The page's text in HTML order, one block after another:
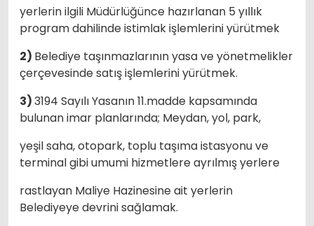
yerlerin ilgili Müdürlüğünce hazırlanan 5 yıllık
program dahilinde istimlak işlemlerini yürütmek
2) Belediye taşınmazlarının yasa ve yönetmelikler
çerçevesinde satış işlemlerini yürütmek.
3)3194 Sayılı Yasanın 11.madde kapsamında
bulunan imar planlarında; Meydan, yol, park,
yeşil saha, otopark, toplu taşıma istasyonu ve
terminal gibi umumi hizmetlere ayrılmış yerlere
rastlayan Maliye Hazinesine ait yerlerin
Belediyeye devrini sağlamak.